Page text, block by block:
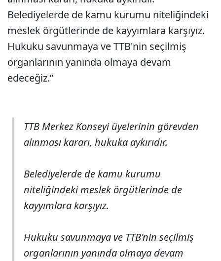
Belediyelerde de kamu kurumu niteliğindeki
meslek örgütlerinde de kayyımlara karşıyız.
Hukuku savunmaya ve TTB'nin seçilmiş
organlarının yanında olmaya devam
edeceğiz.”
TTB Merkez Konseyi üyelerinin görevden
alınması kararı, hukuka aykırıdır.
Belediyelerde de kamu kurumu
niteliğindeki meslek örgütlerinde de
kayyımlara karşıyız.
Hukuku savunmaya ve TTB'nin seçilmiş
organlarının yanında olmaya devam